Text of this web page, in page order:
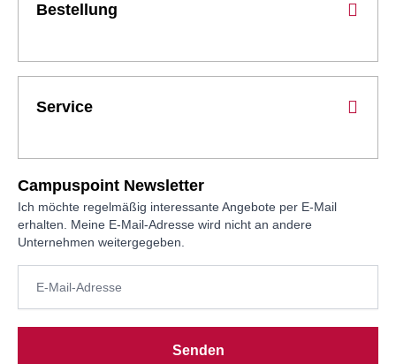
Bestellung
Service
Campuspoint Newsletter
Ich möchte regelmäßig interessante Angebote per E-Mail
erhalten. Meine E-Mail-Adresse wird nicht an andere
Unternehmen weitergegeben.
Senden